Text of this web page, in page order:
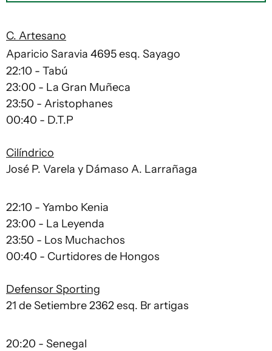
C. Artesano
Aparicio Saravia 4695 esq. Sayago
22:10 - Tabú
23:00 - La Gran Muñeca
23:50 - Aristophanes
00:40 - D.T.P
Cilíndrico
José P. Varela y Dámaso A. Larrañaga
22:10 - Yambo Kenia
23:00 - La Leyenda
23:50 - Los Muchachos
00:40 - Curtidores de Hongos
Defensor Sporting
21 de Setiembre 2362 esq. Br artigas
20:20 - Senegal